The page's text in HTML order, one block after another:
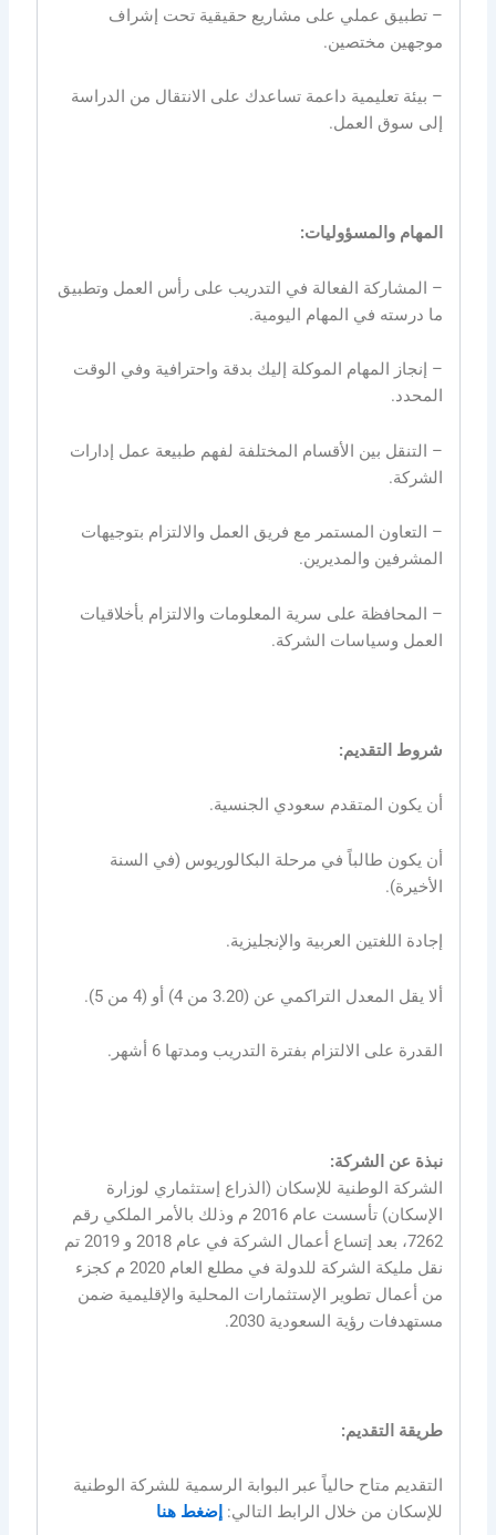
– تطبيق عملي على مشاريع حقيقية تحت إشراف
موجهين مختصين.
– بيئة تعليمية داعمة تساعدك على الانتقال من الدراسة
إلى سوق العمل.
المهام والمسؤوليات:
– المشاركة الفعالة في التدريب على رأس العمل وتطبيق
ما درسته في المهام اليومية.
– إنجاز المهام الموكلة إليك بدقة واحترافية وفي الوقت
المحدد.
– التنقل بين الأقسام المختلفة لفهم طبيعة عمل إدارات
الشركة.
– التعاون المستمر مع فريق العمل والالتزام بتوجيهات
المشرفين والمديرين.
– المحافظة على سرية المعلومات والالتزام بأخلاقيات
العمل وسياسات الشركة.
شروط التقديم:
أن يكون المتقدم سعودي الجنسية.
أن يكون طالباً في مرحلة البكالوريوس (في السنة
الأخيرة).
إجادة اللغتين العربية والإنجليزية.
ألا يقل المعدل التراكمي عن (3.20 من 4) أو (4 من 5).
القدرة على الالتزام بفترة التدريب ومدتها 6 أشهر.
نبذة عن الشركة:
الشركة الوطنية للإسكان (الذراع إستثماري لوزارة
الإسكان) تأسست عام 2016 م وذلك بالأمر الملكي رقم
7262، بعد إتساع أعمال الشركة في عام 2018 و 2019 تم
نقل مليكة الشركة للدولة في مطلع العام 2020 م كجزء
من أعمال تطوير الإستثمارات المحلية والإقليمية ضمن
مستهدفات رؤية السعودية 2030.
طريقة التقديم:
التقديم متاح حالياً عبر البوابة الرسمية للشركة الوطنية
للإسكان من خلال الرابط التالي:إضغط هنا